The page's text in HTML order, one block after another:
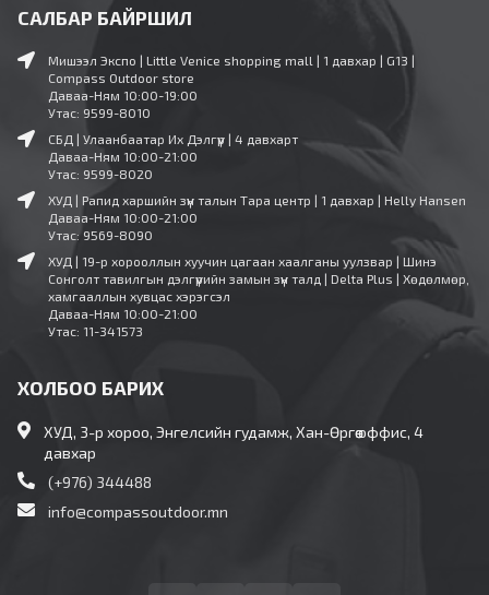
САЛБАР БАЙРШИЛ
Мишээл Экспо | Little Venice shopping mall | 1 давхар | G13 |
Compass Outdoor store
Даваа-Ням 10:00-19:00
Утас: 9599-8010
СБД | Улаанбаатар Их Дэлгүүр | 4 давхарт
Даваа-Ням 10:00-21:00
Утас: 9599-8020
ХУД | Рапид харшийн зүүн талын Тара центр | 1 давхар | Helly Hansen
Даваа-Ням 10:00-21:00
Утас: 9569-8090
ХУД | 19-р хорооллын хуучин цагаан хаалганы уулзвар | Шинэ
Сонголт тавилгын дэлгүүрийн замын зүүн талд | Delta Plus | Хөдөлмөр,
хамгааллын хувцас хэрэгсэл
Даваа-Ням 10:00-21:00
Утас: 11-341573
ХОЛБОО БАРИХ
ХУД, 3-р хороо, Энгелсийн гудамж, Хан-Өргөө оффис, 4
давхар
(+976) 344488
info@compassoutdoor.mn